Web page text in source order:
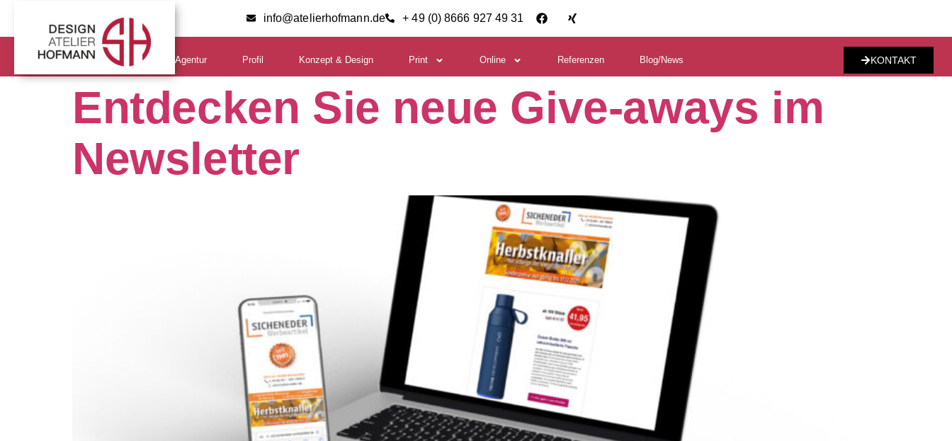
info@atelierhofmann.de + 49 (0) 8666 927 49 31
KONTAKT
Agentur Profil Konzept & Design Print Online Referenzen Blog/News
Entdecken Sie neue Give-aways im
Newsletter